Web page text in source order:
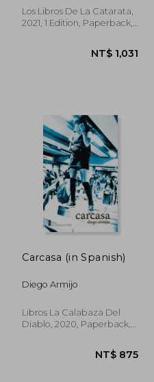
NT$ 904
Los Libros De La Catarata,
2021, 1 Edition, Paperback,
Carcasa (in Spanish)
Diego Armijo
Libros La Calabaza Del
Diablo, 2020, Paperback,